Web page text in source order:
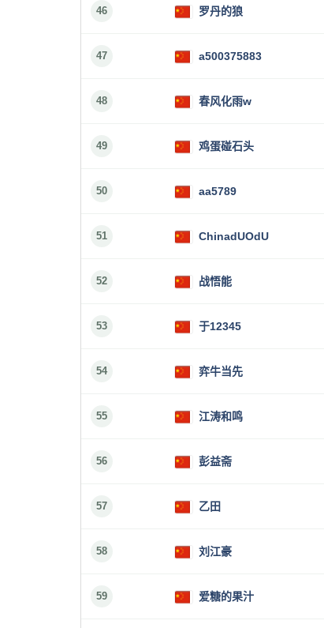
46 罗丹的狼
47 a500375883
48 春风化雨w
49 鸡蛋碰石头
50 aa5789
51 ChinadUOdU
52 战悟能
53 于12345
54 弈牛当先
55 江涛和鸣
56 彭益斋
57 乙田
58 刘江豪
59 爱糖的果汁